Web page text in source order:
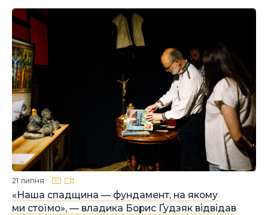
«Наша спадщина — фундамент, на якому
ми стоїмо», — владика Борис Ґудзяк відвідав
21 липня